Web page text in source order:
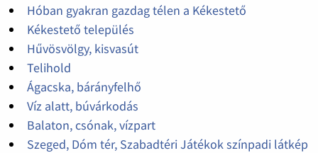
Hóban gyakran gazdag télen a Kékestető
Kékestető település
Hűvösvölgy, kisvasút
Telihold
Ágacska, bárányfelhő
Víz alatt, búvárkodás
Balaton, csónak, vízpart
Szeged, Dóm tér, Szabadtéri Játékok színpadi látkép